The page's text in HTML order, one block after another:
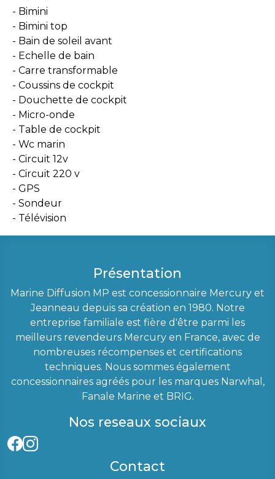
Bimini
Bimini top
Bain de soleil avant
Echelle de bain
Carre transformable
Coussins de cockpit
Douchette de cockpit
Micro-onde
Table de cockpit
Wc marin
Circuit 12v
Circuit 220 v
GPS
Sondeur
Télévision
Présentation
Marine Diffusion MP est concessionnaire Mercury et
Jeanneau depuis sa création en 1980. Notre
entreprise familiale est fière d'être parmi les
meilleurs revendeurs Mercury en France, avec de
nombreuses récompenses et certifications
techniques. Nous sommes également
concessionnaires agréés pour les marques Narwhal,
Fanale Marine et BRIG.
Nos reseaux sociaux
Contact